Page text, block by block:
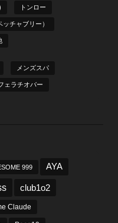
トンロー
チャブリー）
メンズスパ
ェラチオバー
999 AYA
club1o2
Claude